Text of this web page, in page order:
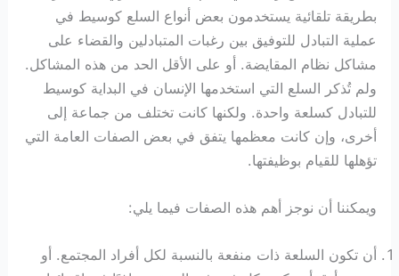
بطريقة تلقائية يستخدمون بعض أنواع السلع كوسيط في
عملية التبادل للتوفيق بين رغبات المتبادلين والقضاء على
مشاكل نظام المقايضة. أو على الأقل الحد من هذه المشاكل.
ولم تُذكر السلع التي استخدمها الإنسان في البداية كوسيط
للتبادل كسلعة واحدة. ولكنها كانت تختلف من جماعة إلى
أخرى، وإن كانت معظمها يتفق في بعض الصفات العامة التي
تؤهلها للقيام بوظيفتها.
ويمكننا أن نوجز أهم هذه الصفات فيما يلي:
أن تكون السلعة ذات منفعة بالنسبة لكل أفراد المجتمع. أو